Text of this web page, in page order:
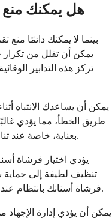
هل يمكنك
بينما لا يمكنك دائمًا منع
يمكن أن تقلل من تكرار
تركز هذه التدابير
يمكن أن يساعدك الانتباه
طريق الخطأ، مما يؤدي
بعناية، خاصة عند تناول الأطعمة ذات الملمس الخشن أو الحاد.
يؤدي اختيار فرشاة
تنظيف لطيفة إلى
فرشاة أسنانك بانتظام عندما تبدأ الشعيرات في التآكل وتصبح خشنة.
يمكن أن يؤدي إدارة الإجهاد